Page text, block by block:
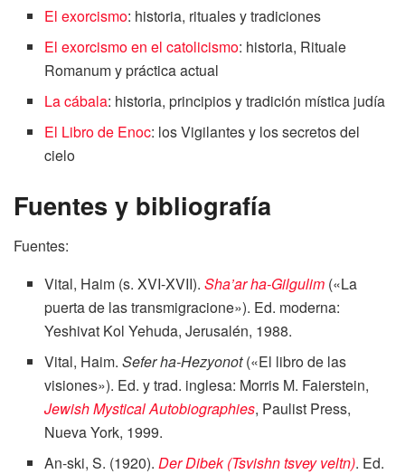
El exorcismo: historia, rituales y tradiciones
El exorcismo en el catolicismo: historia, Rituale
Romanum y práctica actual
La cábala: historia, principios y tradición mística judía
El Libro de Enoc: los Vigilantes y los secretos del
cielo
Fuentes y bibliografía
Fuentes:
Vital, Haim (s. XVI-XVII).Sha’ar ha-Gilgulim («La
puerta de las transmigracione»). Ed. moderna:
Yeshivat Kol Yehuda, Jerusalén, 1988.
Vital, Haim.Sefer ha-Hezyonot(«El libro de las
visiones»). Ed. y trad. inglesa: Morris M. Faierstein,
Jewish Mystical Autobiographies, Paulist Press,
Nueva York, 1999.
An-ski, S. (1920). Der Dibek (Tsvishn tsvey veltn). Ed.